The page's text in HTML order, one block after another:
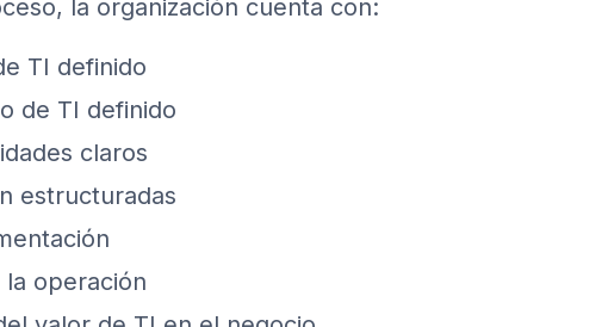
la organización cuenta con:
TI definido
de TI definido
claros
estructuradas
la operación